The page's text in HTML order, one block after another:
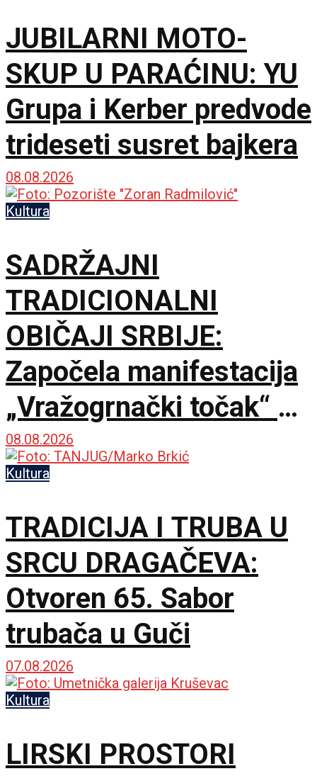
JUBILARNI MOTO-
SKUP U PARAĆINU: YU
Grupa i Kerber predvode
trideseti susret bajkera
08.08.2026
Kultura
SADRŽAJNI
TRADICIONALNI
OBIČAJI SRBIJE:
Započela manifestacija
„Vražogrnački točak“ u
porti Hrama Svete
Trojice
08.08.2026
Kultura
TRADICIJA I TRUBA U
SRCU DRAGAČEVA:
Otvoren 65. Sabor
trubača u Guči
07.08.2026
Kultura
LIRSKI PROSTORI